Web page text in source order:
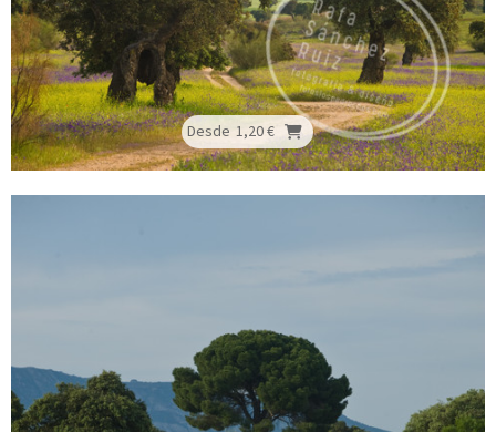
Desde 1,20 €